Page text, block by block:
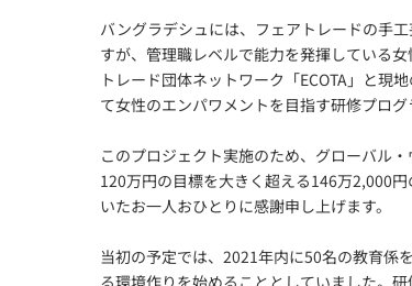
バングラデシュには、フェアトレードの手
すが、管理職レベルで能力を発揮している
トレード団体ネットワーク「ECOTA」と現
て女性のエンパワメントを目指す研修プログ
このプロジェクト実施のため、グローバル
120万円の目標を大きく超える146万2,000
いたお一人おひとりに感謝申し上げます。
当初の予定では、2021年内に50名の教育係
る環境作りを始めることとしていました。